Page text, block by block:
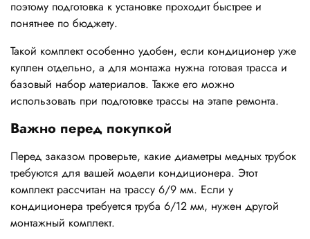
поэтому подготовка к установке проходит быстрее и
понятнее по бюджету.
Такой комплект особенно удобен, если кондиционер уже
куплен отдельно, а для монтажа нужна готовая трасса и
базовый набор материалов. Также его можно
использовать при подготовке трассы на этапе ремонта.
Важно перед покупкой
Перед заказом проверьте, какие диаметры медных трубок
требуются для вашей модели кондиционера. Этот
комплект рассчитан на трассу 6/9 мм. Если у
кондиционера требуется труба 6/12 мм, нужен другой
монтажный комплект.